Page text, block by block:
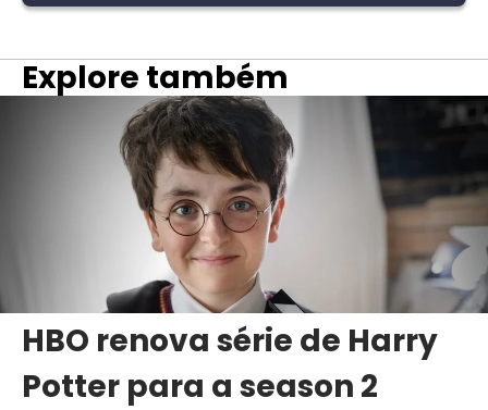
Explore também
HBO renova série de Harry
Potter para a season 2